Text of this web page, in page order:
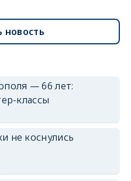
новость
— 66 лет:
классы
не коснулись